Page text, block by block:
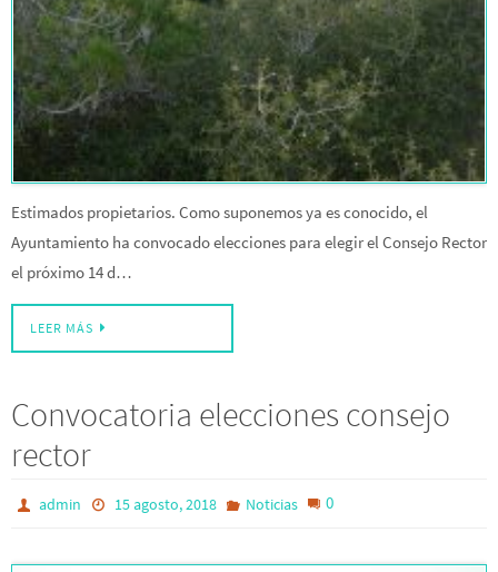
Estimados propietarios. Como suponemos ya es conocido, el
Ayuntamiento ha convocado elecciones para elegir el Consejo Rector
el próximo 14 d…
LEER MÁS
Convocatoria elecciones consejo
rector
admin 15 agosto, 2018 Noticias 0